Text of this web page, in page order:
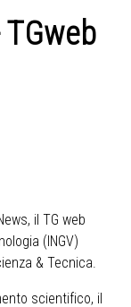
TGweb
il TG web
(INGV)
& Tecnica.
scientifico, il